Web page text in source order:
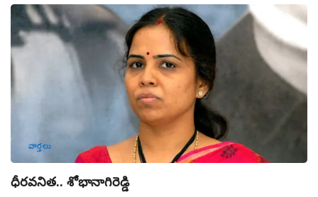
వార్తలు
ధీరవనిత.. శోభానాగిరెడ్డి